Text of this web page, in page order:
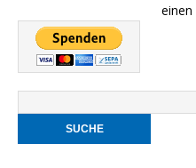
einen